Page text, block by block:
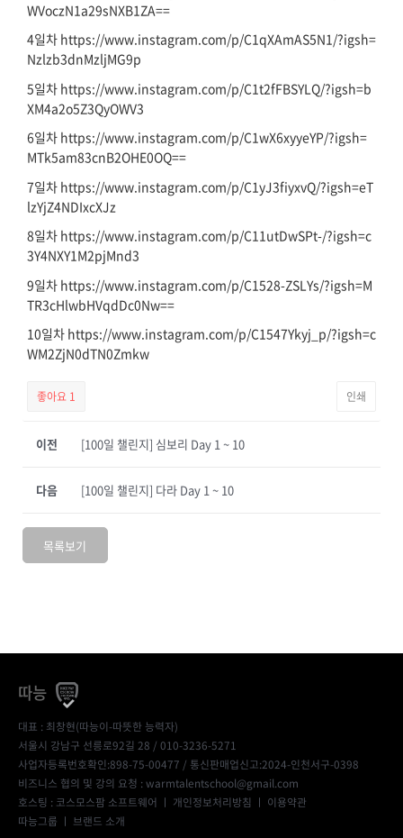
WVoczN1a29sNXB1ZA==
4일차 https://www.instagram.com/p/C1qXAmAS5N1/?igsh=
Nzlzb3dnMzljMG9p
5일차 https://www.instagram.com/p/C1t2fFBSYLQ/?igsh=b
XM4a2o5Z3QyOWV3
6일차 https://www.instagram.com/p/C1wX6xyyeYP/?igsh=
MTk5am83cnB2OHE0OQ==
7일차 https://www.instagram.com/p/C1yJ3fiyxvQ/?igsh=eT
lzYjZ4NDIxcXJz
8일차 https://www.instagram.com/p/C11utDwSPt-/?igsh=c
3Y4NXY1M2pjMnd3
9일차 https://www.instagram.com/p/C1528-ZSLYs/?igsh=M
TR3cHlwbHVqdDc0Nw==
10일차 https://www.instagram.com/p/C1547Ykyj_p/?igsh=c
WM2ZjN0dTN0Zmkw
좋아요 1 인쇄
이전 [100일 챌린지] 심보리 Day 1 ~ 10
[100일 챌린지] 다라 Day 1 ~ 10
다음
목록보기
따능
대표 : 최창현(따능이-따뜻한 능력자)
서울시 강남구 선릉로92길 28 / 010-3236-5271
사업자등록번호확인:898-75-00477 / 통신판매업신고:2024-인천서구-0398
비즈니스 협의 및 강의 요청 : warmtalentschool@gmail.com
호스팅 : 코스모스팜 소프트웨어 ㅣ 개인정보처리방침 ㅣ 이용약관
따능그룹 ㅣ 브랜드 소개